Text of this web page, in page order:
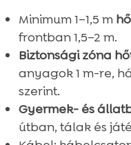
Minimum 1–1,5 m
frontban 1,5–2 m.
Biztonsági zóna
anyagok 1 m-re,
szerint.
Gyermek- és
útban, tálak és